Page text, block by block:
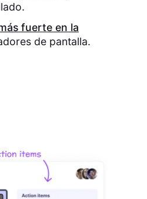
fuerte en la
de pantalla.